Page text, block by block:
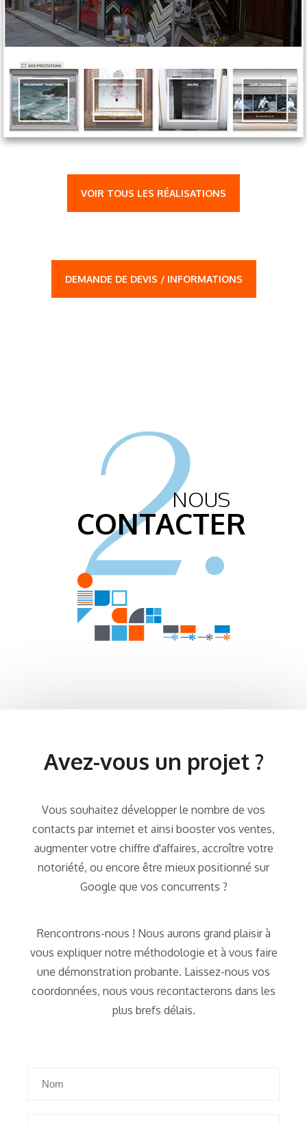
VOIR TOUS LES RÉALISATIONS
DEMANDE DE DEVIS / INFORMATIONS
2.
NOUS
CONTACTER
Avez-vous un projet ?
Vous souhaitez développer le nombre de vos
contacts par internet et ainsi booster vos ventes,
augmenter votre chiffre d'affaires, accroître votre
notoriété, ou encore être mieux positionné sur
Google que vos concurrents ?
Rencontrons-nous ! Nous aurons grand plaisir à
vous expliquer notre méthodologie et à vous faire
une démonstration probante. Laissez-nous vos
coordonnées, nous vous recontacterons dans les
plus brefs délais.